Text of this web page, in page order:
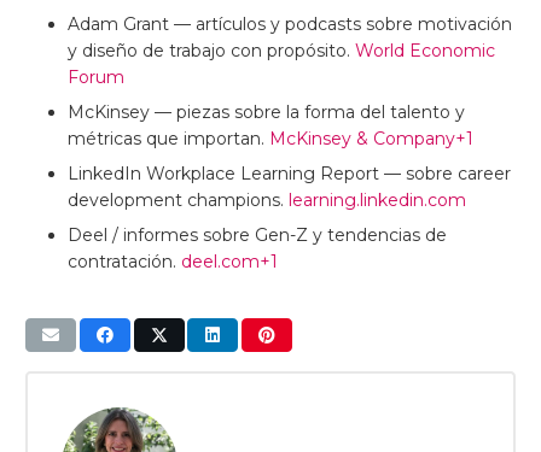
Adam Grant — artículos y podcasts sobre motivación
y diseño de trabajo con propósito. World Economic
Forum
McKinsey — piezas sobre la forma del talento y
métricas que importan. McKinsey & Company+1
LinkedIn Workplace Learning Report — sobre career
development champions. learning.linkedin.com
Deel / informes sobre Gen-Z y tendencias de
contratación. deel.com+1